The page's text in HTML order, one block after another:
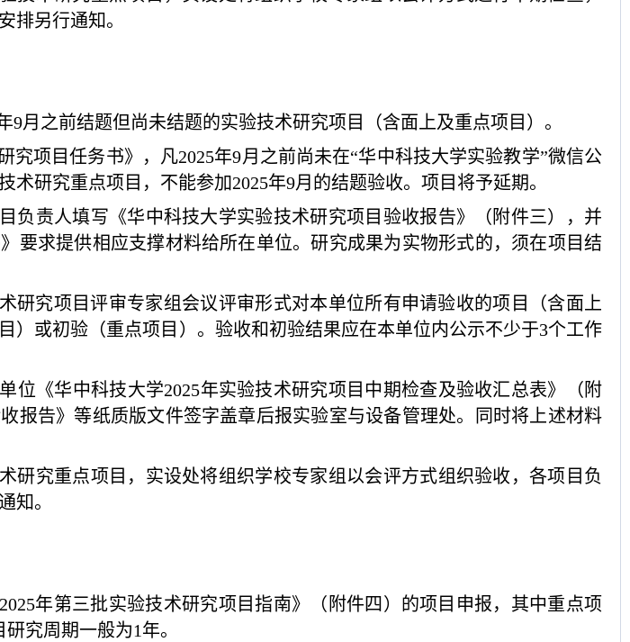
排另行通知。
9月之前结题但尚未结题的实验技术研究项目（含面上及重点项目）。
究项目任务书》，凡2025年9月之前尚未在“华中科技大学实验教学”微信公
术研究重点项目，不能参加2025年9月的结题验收。项目将予延期。
负责人填写《华中科技大学实验技术研究项目验收报告》（附件三），并
要求提供相应支撑材料给所在单位。研究成果为实物形式的，须在项目结
研究项目评审专家组会议评审形式对本单位所有申请验收的项目（含面上
）或初验（重点项目）。验收和初验结果应在本单位内公示不少于3个工作
位 《华中科技大学2025年实验技术研究项目中期检查及验收汇总表》
（附
报告》等纸质版文件签字盖章后报实验室与设备管理处。同时将上述材料
研究重点项目，实设处将组织学校专家组以会评方式组织验收，各项目负
知。
2025年第三批实验技术研究项目指南》（附件四）的项目申报，其中重点项
究周期一般为1年。